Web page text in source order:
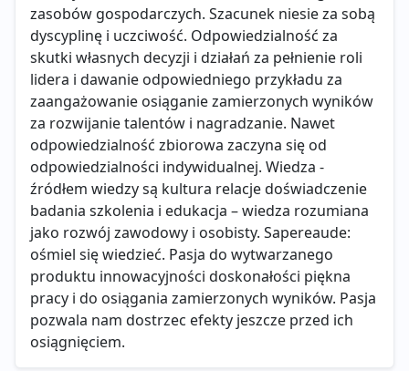
zasobów gospodarczych. Szacunek niesie za sobą
dyscyplinę i uczciwość. Odpowiedzialność za
skutki własnych decyzji i działań za pełnienie roli
lidera i dawanie odpowiedniego przykładu za
zaangażowanie osiąganie zamierzonych wyników
za rozwijanie talentów i nagradzanie. Nawet
odpowiedzialność zbiorowa zaczyna się od
odpowiedzialności indywidualnej. Wiedza -
źródłem wiedzy są kultura relacje doświadczenie
badania szkolenia i edukacja – wiedza rozumiana
jako rozwój zawodowy i osobisty. Sapereaude:
ośmiel się wiedzieć. Pasja do wytwarzanego
produktu innowacyjności doskonałości piękna
pracy i do osiągania zamierzonych wyników. Pasja
pozwala nam dostrzec efekty jeszcze przed ich
osiągnięciem.